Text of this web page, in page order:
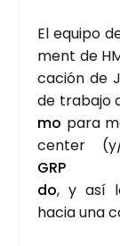
El equi­po
ment de
ca­ción de
de tra­ba­jo
mo para
cen­ter
do, y así
hacia una